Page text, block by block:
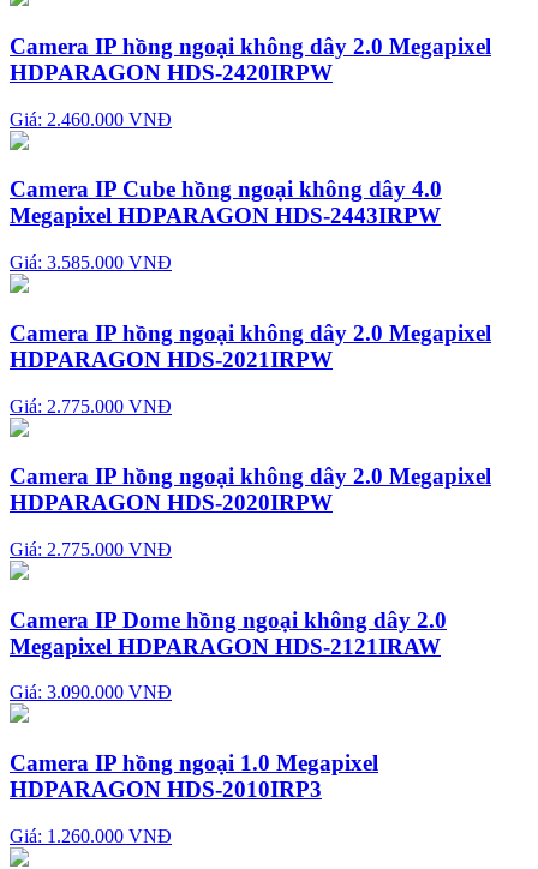
Camera IP hồng ngoại không dây 2.0 Megapixel
HDPARAGON HDS-2420IRPW
Giá: 2.460.000 VNĐ
Camera IP Cube hồng ngoại không dây 4.0
Megapixel HDPARAGON HDS-2443IRPW
Giá: 3.585.000 VNĐ
Camera IP hồng ngoại không dây 2.0 Megapixel
HDPARAGON HDS-2021IRPW
Giá: 2.775.000 VNĐ
Camera IP hồng ngoại không dây 2.0 Megapixel
HDPARAGON HDS-2020IRPW
Giá: 2.775.000 VNĐ
Camera IP Dome hồng ngoại không dây 2.0
Megapixel HDPARAGON HDS-2121IRAW
Giá: 3.090.000 VNĐ
Camera IP hồng ngoại 1.0 Megapixel
HDPARAGON HDS-2010IRP3
Giá: 1.260.000 VNĐ